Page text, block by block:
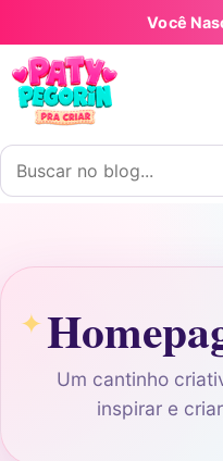
Pular para o conteúdo
Você
Buscar por:
Um cantinho
inspirar e